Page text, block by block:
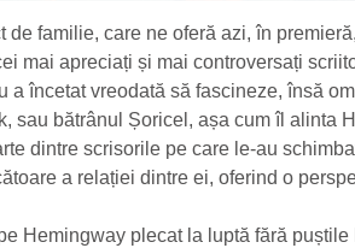
de familie, care ne oferă azi, în
mai apreciați și mai controversați
a încetat vreodată să fascineze, însă
sau bătrânul Șoricel, așa cum îl alinta
dintre scrisorile pe care le-au
a relației dintre ei, oferind o
Hemingway plecat la luptă fără